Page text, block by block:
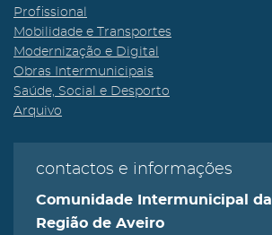
Profissional
Mobilidade e Transportes
Modernização e Digital
Obras Intermunicipais
Saúde, Social e Desporto
Arquivo
contactos e informações
Comunidade Intermunicipal da
Região de Aveiro